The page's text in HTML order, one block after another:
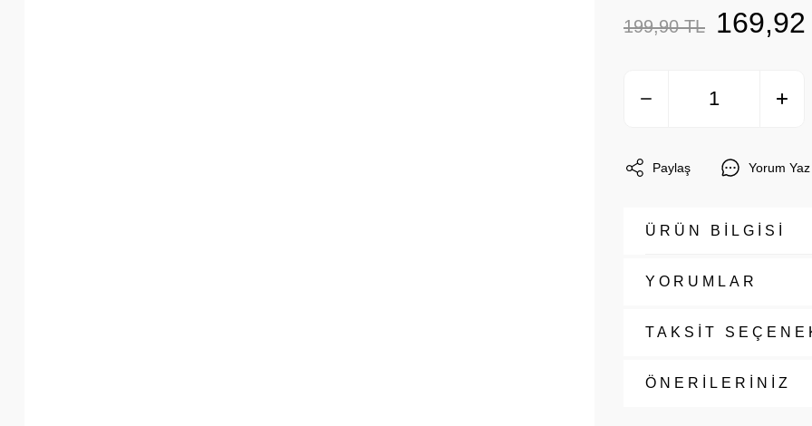
199,90 TL 169,92
Paylaş Yorum Yaz
ÜRÜN BİLGİSİ
YORUMLAR
TAKSİT
ÖNERİLERİNİZ